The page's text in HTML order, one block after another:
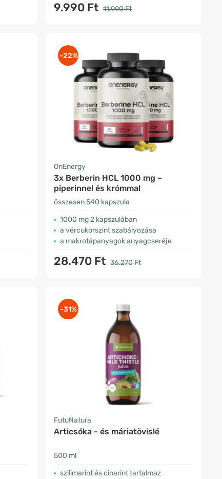
9.990 Ft 11.990 Ft
-22%
OnEnergy
3x Berberin HCL 1000 mg –
piperinnel és krómmal
összesen 540 kapszula
1000 mg 2 kapszulában
a vércukorszint szabályozása
a makrotápanyagok anyagcseréje
28.470 Ft 36.270 Ft
-31%
FutuNatura
Articsóka - és máriatövislé
500 ml
szilimarint és cinarint tartalmaz